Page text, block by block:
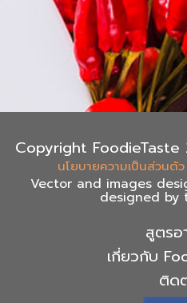
Copyright
นโยบายความเป็นส่วนตัว
Vector and images
designed by
สูตรอ
เกี่ยวกับ
ติด